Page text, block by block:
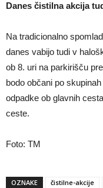
Danes čistilna akcija
Na tradicionalno
danes vabijo tudi v
ob 8. uri na parkirišču
bodo občani po
odpadke ob glavnih
ceste.
Foto: TM
OZNAKE čistilne-akcije